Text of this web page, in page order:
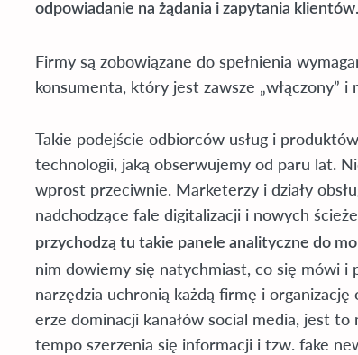
odpowiadanie na żądania i zapytania klientów.
Firmy są zobowiązane do spełnienia
konsumenta, który jest zawsze „włączony”
Takie podejście odbiorców usług i
technologii, jaką obserwujemy od paru lat.
wprost przeciwnie. Marketerzy i działy
nadchodzące fale digitalizacji i nowych
przychodzą tu takie panele analityczne do
nim dowiemy się natychmiast, co się mówi i
narzędzia uchronią każdą firmę i
erze dominacji kanałów social media, jest
tempo szerzenia się informacji i tzw. fake